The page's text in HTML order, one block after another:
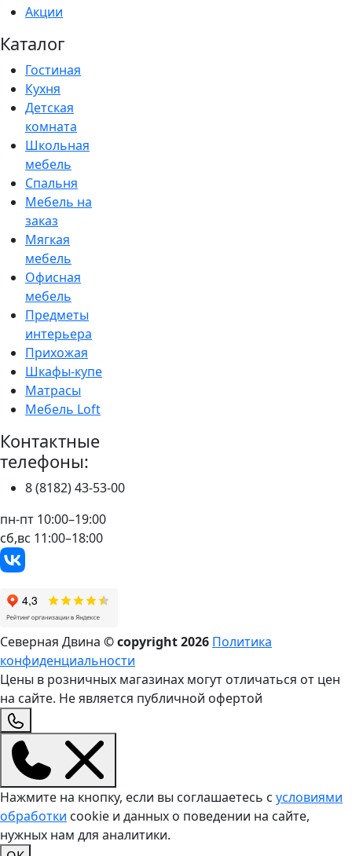
Акции
Каталог
Гостиная
Кухня
Детская
комната
Школьная
мебель
Спальня
Мебель на
заказ
Мягкая
мебель
Офисная
мебель
Предметы
интерьера
Прихожая
Шкафы-купе
Матрасы
Мебель Loft
Контактные
телефоны:
8 (8182) 43-53-00
пн-пт 10:00–19:00
сб,вс 11:00–18:00
Северная Двина © copyright2026 Политика
конфиденциальности
Цены в розничных магазинах могут отличаться от цен
на сайте. Не является публичной офертой
Нажмите на кнопку, если вы соглашаетесь с условиями
обработки cookie и данных о поведении на сайте,
нужных нам для аналитики.